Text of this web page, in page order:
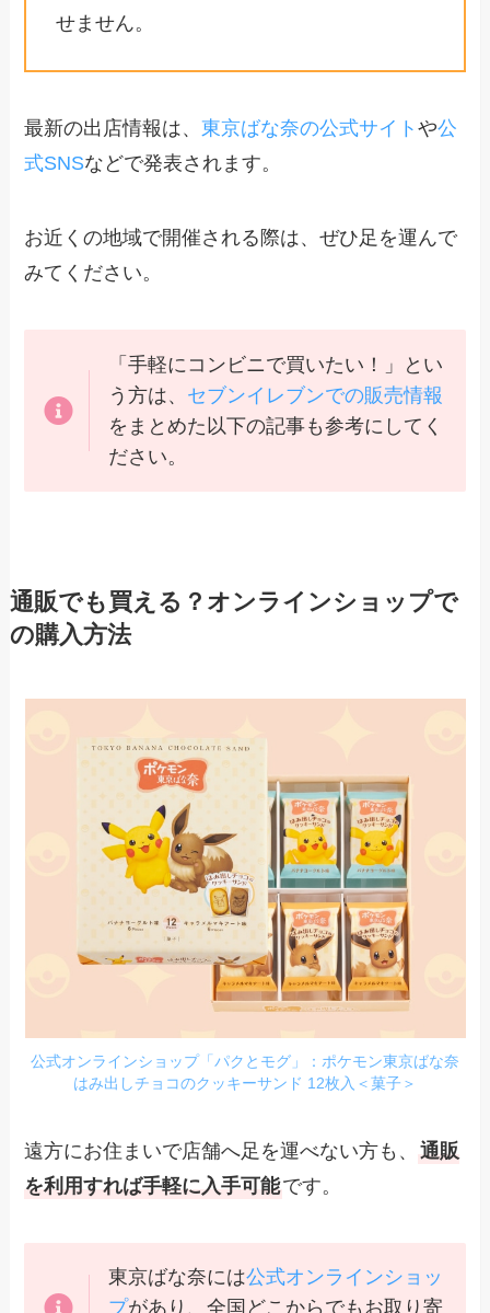
せません。
最新の出店情報は、東京ばな奈の公式サイトや公
式SNSなどで発表されます。
お近くの地域で開催される際は、ぜひ足を運んで
みてください。
「手軽にコンビニで買いたい！」とい
う方は、 セブンイレブンでの販売情報
をまとめた以下の記事も参考にしてく
ださい。
通販でも買える？オンラインショップで
の購入方法
公式オンラインショップ「パクとモグ」：ポケモン東京ばな奈
はみ出しチョコのクッキーサンド 12枚入＜菓子＞
遠方にお住まいで店舗へ足を運べない方も、 通販
を利用すれば手軽に入手可能です。
東京ばな奈には公式オンラインショッ
プがあり、全国どこからでもお取り寄